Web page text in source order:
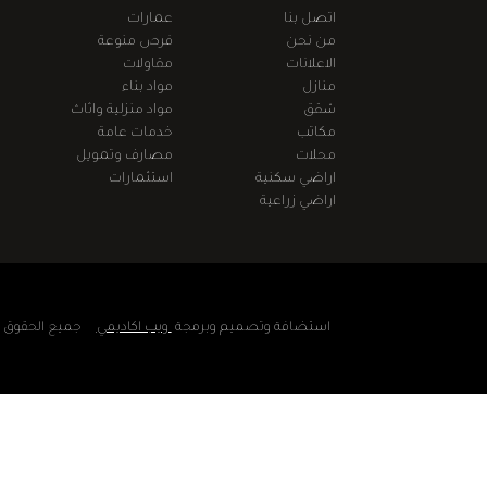
اتصل بنا
من نحن
الاعلانات
منازل
شقق
مكاتب
محلات
اراضي سكنية
اراضي زراعية
عمارات
فرص منوعة
مقاولات
مواد بناء
مواد منزلية واثاث
خدمات عامة
مصارف وتمويل
استثمارات
استضافة وتصميم وبرمجةويب اكاديميجميع الحقوق